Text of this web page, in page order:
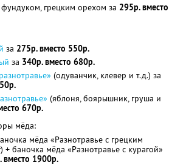
грецким орехом за 295р. вместо
за 275р. вместо 550р.
за 340р. вместо 680р.
(одуванчик, клевер и т.д.) за
(яблоня, боярышник, груша и
670р.
мёда:
мёда «Разнотравье с грецким
+ баночка мёда «Разнотравье с курагой»
вместо 1900р.